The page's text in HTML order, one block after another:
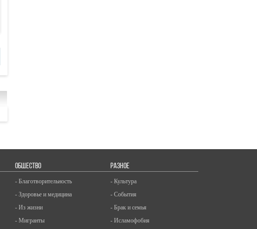
ОБЩЕСТВО
- Благотворительность
- Здоровье и медицина
- Из жизни
- Мигранты
РАЗНОЕ
- Культура
- События
- Брак и семья
- Исламофобия